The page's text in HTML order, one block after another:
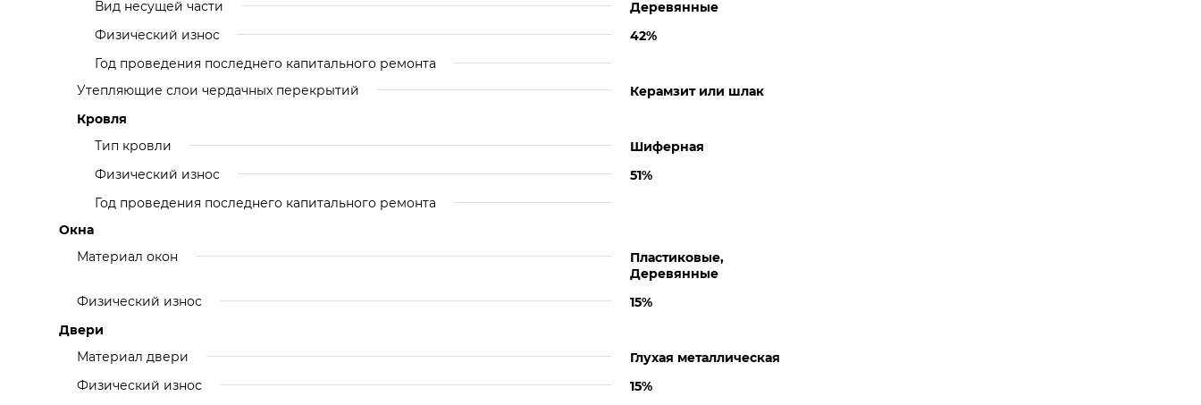
Вид несущей части
Деревянные
Физический износ
42%
Год проведения последнего капитального ремонта
Утепляющие слои чердачных перекрытий
Керамзит или шлак
Кровля
Тип кровли
Шиферная
Физический износ
51%
Год проведения последнего капитального ремонта
Окна
Материал окон
Пластиковые,
Деревянные
Физический износ
15%
Двери
Материал двери
Глухая металлическая
Физический износ
15%